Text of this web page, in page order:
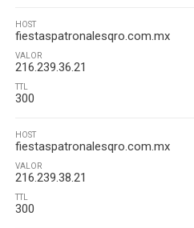
HOST
fiestaspatronalesqro.com.mx
VALOR
216.239.36.21
TTL
300
HOST
fiestaspatronalesqro.com.mx
VALOR
216.239.38.21
TTL
300